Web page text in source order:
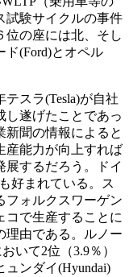
試験サイクルの事件
位の座には北、そし
ド(Ford)とオペル
スラ(Tesla)が自社
し遂げたことであっ
聞の情報によると
産能力が向上すれば
展するだろう。ドイ
好まれている。ス
フォルクスワーゲン
コで生産することに
理由である。ルノー
いて2位（3.9％）
ンダイ(Hyundai)